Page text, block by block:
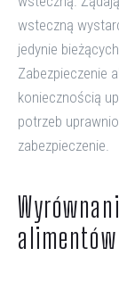
wsteczną
jedynie
Zabezpieczenie
koniecznością
potrzeb
zabezpieczenie.
alimentów